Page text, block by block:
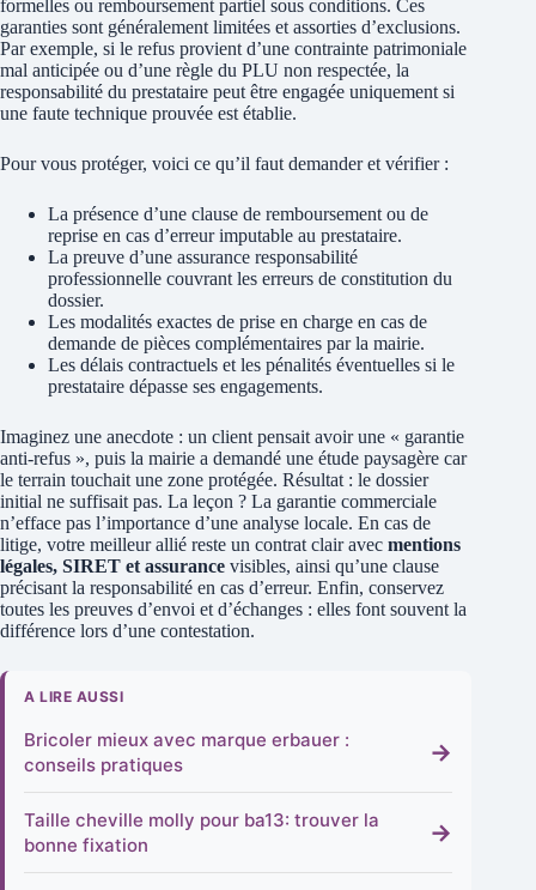
formelles ou remboursement partiel sous conditions. Ces
garanties sont généralement limitées et assorties d’exclusions.
Par exemple, si le refus provient d’une contrainte patrimoniale
mal anticipée ou d’une règle du PLU non respectée, la
responsabilité du prestataire peut être engagée uniquement si
une faute technique prouvée est établie.
Pour vous protéger, voici ce qu’il faut demander et vérifier :
La présence d’une clause de remboursement ou de
reprise en cas d’erreur imputable au prestataire.
La preuve d’une assurance responsabilité
professionnelle couvrant les erreurs de constitution du
dossier.
Les modalités exactes de prise en charge en cas de
demande de pièces complémentaires par la mairie.
Les délais contractuels et les pénalités éventuelles si le
prestataire dépasse ses engagements.
Imaginez une anecdote : un client pensait avoir une « garantie
anti-refus », puis la mairie a demandé une étude paysagère car
le terrain touchait une zone protégée. Résultat : le dossier
initial ne suffisait pas. La leçon ? La garantie commerciale
n’efface pas l’importance d’une analyse locale. En cas de
litige, votre meilleur allié reste un contrat clair avec mentions
légales, SIRET et assurance visibles, ainsi qu’une clause
précisant la responsabilité en cas d’erreur. Enfin, conservez
toutes les preuves d’envoi et d’échanges : elles font souvent la
différence lors d’une contestation.
A LIRE AUSSI
Bricoler mieux avec marque erbauer :
conseils pratiques
→
Taille cheville molly pour ba13: trouver la
bonne fixation
→